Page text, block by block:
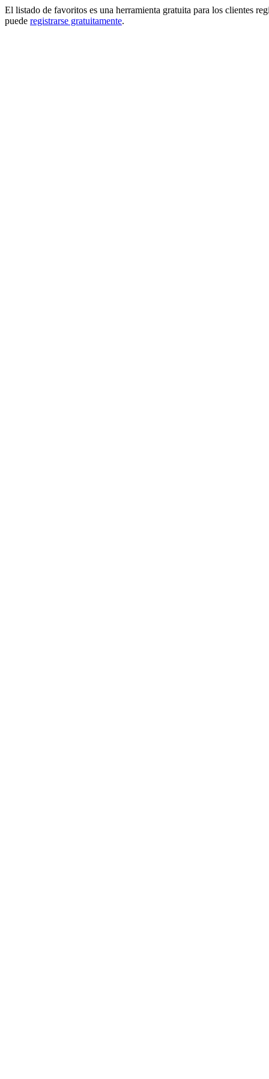
El listado de favoritos es una herramienta gratuita para los clientes
puede registrarse gratuitamente.